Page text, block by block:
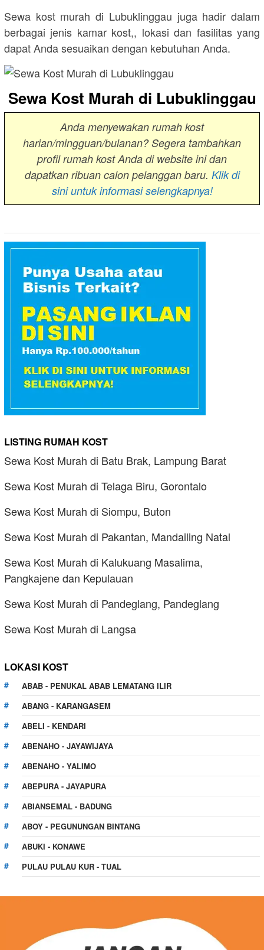
Sewa kost murah di Lubuklinggau juga hadir dalam
berbagai jenis kamar kost,, lokasi dan fasilitas yang
dapat Anda sesuaikan dengan kebutuhan Anda.
Sewa Kost Murah di Lubuklinggau
Anda menyewakan rumah kost
harian/mingguan/bulanan? Segera tambahkan
profil rumah kost Anda di website ini dan
dapatkan ribuan calon pelanggan baru. Klik di
sini untuk informasi selengkapnya!
LISTING RUMAH KOST
Sewa Kost Murah di Batu Brak, Lampung Barat
Sewa Kost Murah di Telaga Biru, Gorontalo
Sewa Kost Murah di Siompu, Buton
Sewa Kost Murah di Pakantan, Mandailing Natal
Sewa Kost Murah di Kalukuang Masalima,
Pangkajene dan Kepulauan
Sewa Kost Murah di Pandeglang, Pandeglang
Sewa Kost Murah di Langsa
LOKASI KOST
ABAB - PENUKAL ABAB LEMATANG ILIR
ABANG - KARANGASEM
ABELI - KENDARI
ABENAHO - JAYAWIJAYA
ABENAHO - YALIMO
ABEPURA - JAYAPURA
ABIANSEMAL - BADUNG
ABOY - PEGUNUNGAN BINTANG
ABUKI - KONAWE
PULAU PULAU KUR - TUAL